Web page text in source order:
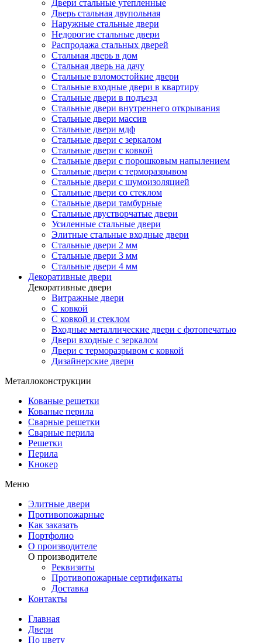
Двери стальные утепленные
Дверь стальная двупольная
Наружные стальные двери
Недорогие стальные двери
Распродажа стальных дверей
Стальная дверь в дом
Стальная дверь на дачу
Стальные взломостойкие двери
Стальные входные двери в квартиру
Стальные двери в подъезд
Стальные двери внутреннего открывания
Стальные двери массив
Стальные двери мдф
Стальные двери с зеркалом
Стальные двери с ковкой
Стальные двери с порошковым напылением
Стальные двери с терморазрывом
Стальные двери с шумоизоляцией
Стальные двери со стеклом
Стальные двери тамбурные
Стальные двустворчатые двери
Усиленные стальные двери
Элитные стальные входные двери
Стальные двери 2 мм
Стальные двери 3 мм
Стальные двери 4 мм
Декоративные двери
Декоративные двери
Витражные двери
С ковкой
С ковкой и стеклом
Входные металлические двери с фотопечатью
Двери входные с зеркалом
Двери с терморазрывом с ковкой
Дизайнерские двери
Металлоконструкции
Кованые решетки
Кованые перила
Сварные решетки
Сварные перила
Решетки
Перила
Кнокер
Меню
Элитные двери
Противопожарные
Как заказать
Портфолио
О производителе
О производителе
Реквизиты
Противопожарные сертификаты
Доставка
Контакты
Главная
Двери
По цвету